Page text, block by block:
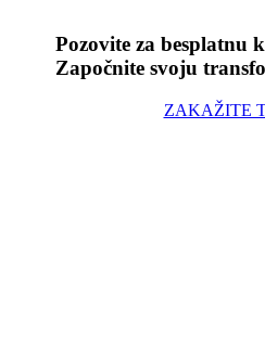
Pozovite za besplatnu
Započnite svoju
ZAKAŽITE